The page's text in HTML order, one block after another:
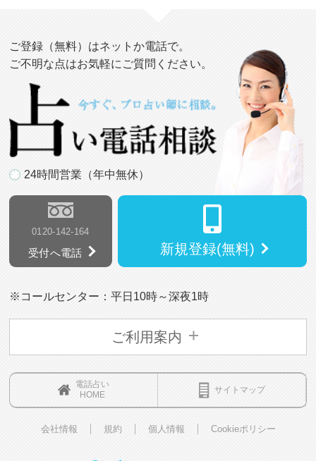
ご登録（無料）はネットか電話で。
ご不明な点はお気軽にご質問ください。
24時間営業（年中無休）
0120-142-164
受付へ電話 新規登録(無料)
※コールセンター：平日10時～深夜1時
ご利用案内
電話占い
HOME
サイトマップ
会社情報 規約 個人情報 Cookieポリシー